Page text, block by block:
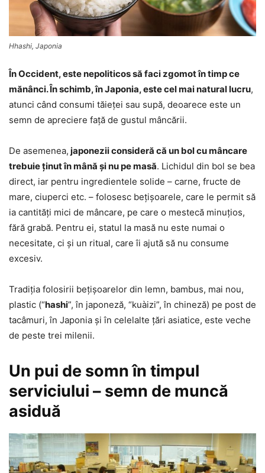
Hhashi, Japonia
În Occident, este nepoliticos să faci zgomot în timp ce
mănânci. În schimb, în Japonia, este cel mai natural lucru,
atunci când consumi tăieței sau supă, deoarece este un
semn de apreciere faţă de gustul mâncării.
De asemenea, japonezii consideră că un bol cu mâncare
trebuie ţinut în mână şi nu pe masă. Lichidul din bol se bea
direct, iar pentru ingredientele solide – carne, fructe de
mare, ciuperci etc. – folosesc beţişoarele, care le permit să
ia cantităţi mici de mâncare, pe care o mestecă minuţios,
fără grabă. Pentru ei, statul la masă nu este numai o
necesitate, ci şi un ritual, care îi ajută să nu consume
excesiv.
Tradiţia folosirii beţişoarelor din lemn, bambus, mai nou,
plastic (“hashi”, în japoneză, “kuàizi”, în chineză) pe post de
tacâmuri, în Japonia şi în celelalte ţări asiatice, este veche
de peste trei milenii.
Un pui de somn în timpul
serviciului – semn de muncă
asiduă